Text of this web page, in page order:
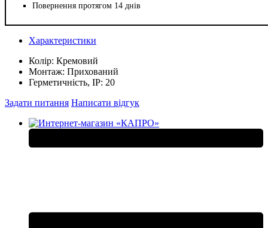
Повернення протягом 14 днів
Характеристики
Колір: Кремовий
Монтаж: Прихований
Герметичність, IP: 20
Задати питання Написати відгук